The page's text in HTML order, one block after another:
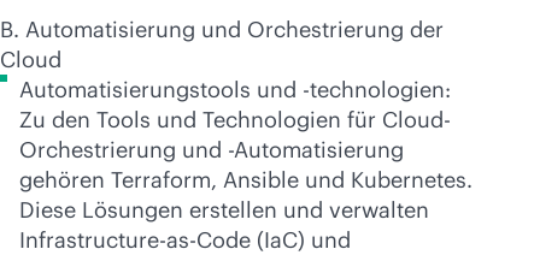
B. Automatisierung und Orchestrierung der
Cloud
Automatisierungstools und -technologien:
Zu den Tools und Technologien für Cloud-
Orchestrierung und -Automatisierung
gehören Terraform, Ansible und Kubernetes.
Diese Lösungen erstellen und verwalten
Infrastructure-as-Code (IaC) und